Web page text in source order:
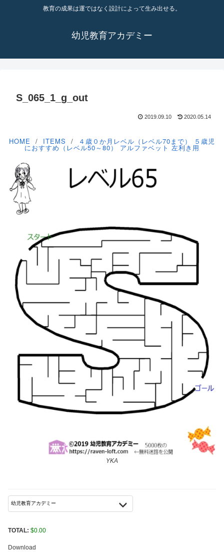
教育の成果は運ではなく設計によって生み出せる。
幼児教育アカデミー
S_065_1_g_out
2019.09.10 2020.05.14
HOME ITEMS ４歳０か月レベル（レベル70まで） ５歳児
におすすめ（レベル50～80） アルファベット 左利き用
YKA
TOTAL: $0.00
Download